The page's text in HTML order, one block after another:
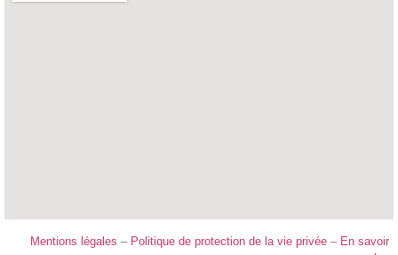
Mentions légales – Politique de protection de la vie privée – En savoir